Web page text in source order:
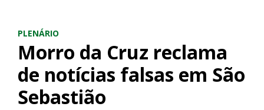
PLENÁRIO
Morro da Cruz reclama
de notícias falsas em São
Sebastião